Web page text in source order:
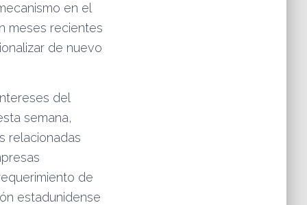
en el
meses recientes
de nuevo
del
semana,
relacionadas
de
estadunidense